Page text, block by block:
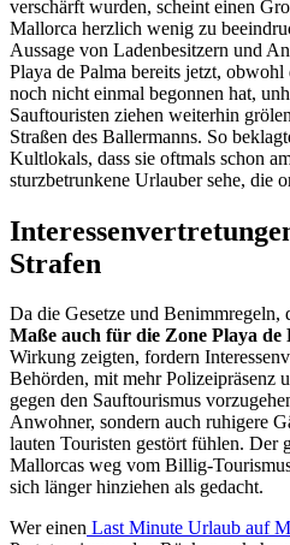
verschärft wurden, scheint einen
Mallorca herzlich wenig zu
Aussage von Ladenbesitzern und
Playa de Palma bereits jetzt,
noch nicht einmal begonnen hat,
Sauftouristen ziehen weiterhin
Straßen des Ballermanns. So
Kultlokals, dass sie oftmals schon
sturzbetrunkene Urlauber sehe, die
Strafen
Da die Gesetze und Benimmregeln,
Maße auch für die Zone Playa de
Wirkung zeigten, fordern
Behörden, mit mehr Polizeipräsenz
gegen den Sauftourismus
Anwohner, sondern auch ruhigere
lauten Touristen gestört fühlen. Der
Mallorcas weg vom Billig-
sich länger hinziehen als gedacht.
Wer einen Last Minute Urlaub auf